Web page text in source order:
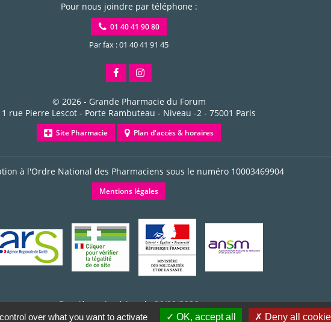
Pour nous joindre par téléphone :
01 40 41 90 80
Par fax : 01 40 41 91 45
© 2026 - Grande Pharmacie du Forum
1 rue Pierre Lescot - Porte Rambuteau - Niveau -2 - 75001 Paris
Site Pharmacie Plan d'accès & horaires
à l'Ordre National des Pharmaciens sous le numéro 10003469904
Mentions légales
Dernière mise à jour le 06/08/2026
over what you want to activate OK, accept all Deny all